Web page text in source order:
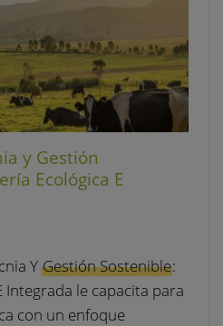
y Gestión
Ecológica E
Y Gestión Sostenible:
Integrada le capacita para
con un enfoque